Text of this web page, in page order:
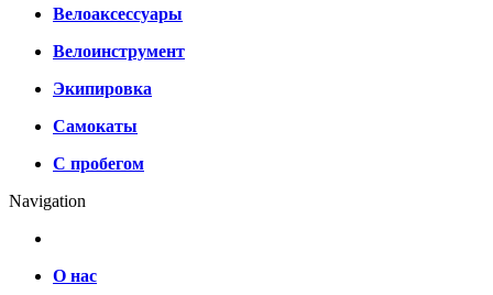
Велоаксессуары
Велоинструмент
Экипировка
Самокаты
С пробегом
Navigation
О нас